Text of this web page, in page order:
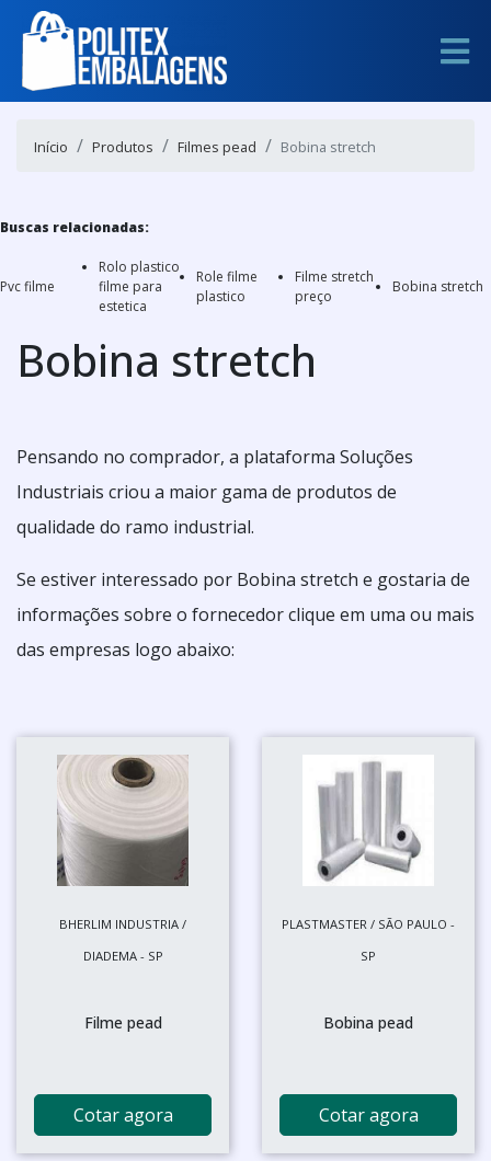
Início Produtos Filmes pead Bobina stretch
Buscas relacionadas:
Pvc filme
Rolo plastico
filme para
estetica
Role filme
plastico
Filme stretch
preço
Bobina stretch
Bobina stretch
Pensando no comprador, a plataforma Soluções
Industriais criou a maior gama de produtos de
qualidade do ramo industrial.
Se estiver interessado por Bobina stretch e gostaria de
informações sobre o fornecedor clique em uma ou mais
das empresas logo abaixo:
BHERLIM INDUSTRIA /
DIADEMA - SP
Filme pead
Cotar agora
PLASTMASTER / SÃO PAULO -
SP
Bobina pead
Cotar agora